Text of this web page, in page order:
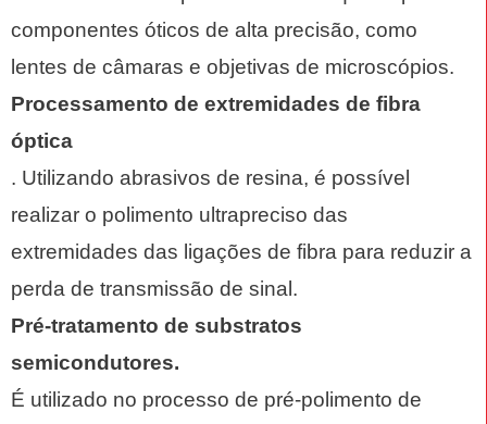
componentes óticos de alta precisão, como
lentes de câmaras e objetivas de microscópios.
Processamento de extremidades de fibra
óptica
. Utilizando abrasivos de resina, é possível
realizar o polimento ultrapreciso das
extremidades das ligações de fibra para reduzir a
perda de transmissão de sinal.
Pré-tratamento de substratos
semicondutores.
É utilizado no processo de pré-polimento de